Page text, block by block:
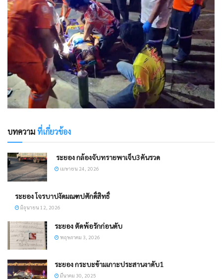
บทความที่เกี่ยวข้อง
​ ระยอง กล้องจับทรายพาเจ็บ3คันรวด
เมษายน 24, 2026
ระยอง โจรบาปงัดมณฑปศักดิ์สิทธิ์
มิถุนายน 12, 2026
ระยอง ตัดพ้อรักก่อนดับ
พฤษภาคม 3, 2026
ระยอง กระบะข้ามเกาะประสานงาดับ1
มีนาคม 30, 2025